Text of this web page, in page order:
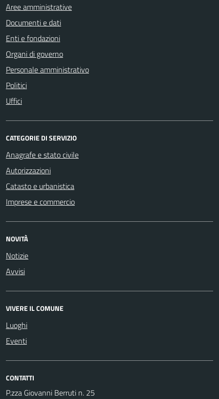
Aree amministrative
Documenti e dati
Enti e fondazioni
Organi di governo
Personale amministrativo
Politici
Uffici
CATEGORIE DI SERVIZIO
Anagrafe e stato civile
Autorizzazioni
Catasto e urbanistica
Imprese e commercio
NOVITÀ
Notizie
Avvisi
VIVERE IL COMUNE
Luoghi
Eventi
CONTATTI
P.zza Giovanni Berruti n. 25